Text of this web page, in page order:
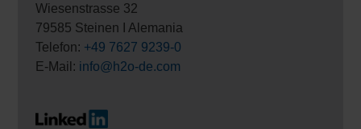
Wiesenstrasse 32
79585 Steinen I Alemania
Telefon: +49 7627 9239-0
E-Mail: info@h2o-de.com